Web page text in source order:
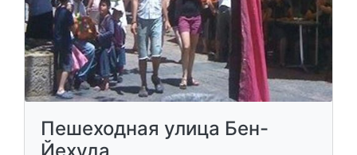
Пешеходная улица Бен-